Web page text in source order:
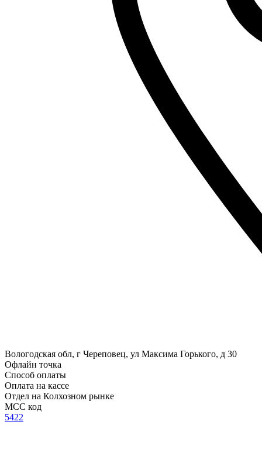
Вологодская обл, г Череповец, ул Максима Горького, д 30
Офлайн точка
Способ оплаты
Оплата на кассе
Отдел на Колхозном рынке
MCC код
5422